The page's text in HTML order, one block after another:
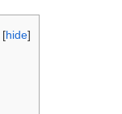
[hide]